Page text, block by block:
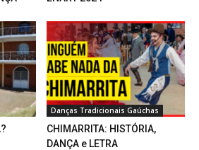
Danças Tradicionais Gaúchas
CHIMARRITA: HISTÓRIA,
DANÇA e LETRA